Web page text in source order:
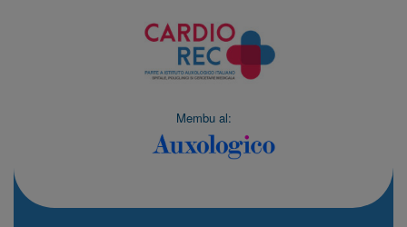
Membu al: